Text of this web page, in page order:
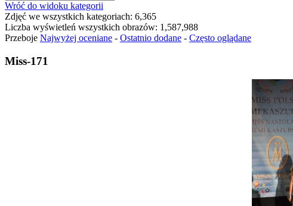
Wróć do widoku kategorii
Zdjęć we wszystkich kategoriach: 6,365
Liczba wyświetleń wszystkich obrazów: 1,587,988
Przeboje Najwyżej oceniane - Ostatnio dodane - Często oglądane
Miss-171